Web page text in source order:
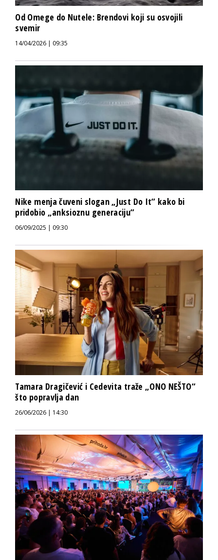
Od Omege do Nutele: Brendovi koji su osvojili
svemir
14/04/2026 | 09:35
Nike menja čuveni slogan „Just Do It“ kako bi
pridobio „anksioznu generaciju“
06/09/2025 | 09:30
Tamara Dragičević i Cedevita traže „ONO NEŠTO“
što popravlja dan
26/06/2026 | 14:30